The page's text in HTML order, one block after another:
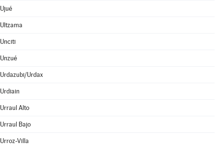
Ujué
Ultzama
Unciti
Unzué
Urdazubi/Urdax
Urdiain
Urraul Alto
Urraul Bajo
Urroz-Villa